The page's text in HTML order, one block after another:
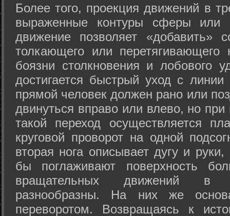
Более того, проекция движений в
выраженные контуры сферы или
движение позволяет «добавить»
толкающего или перетягивающего
боязни столкновения и лобового
достигается быстрый уход с
прямой человек должен рано или
двинуться вправо или влево, но
такой переход осуществляется
круговой проворот на одной
вторая нога описывает дугу и
бы поглаживают поверхность
вращательных движений в
разнообразны. На них же
переворотом. Возвращаясь к